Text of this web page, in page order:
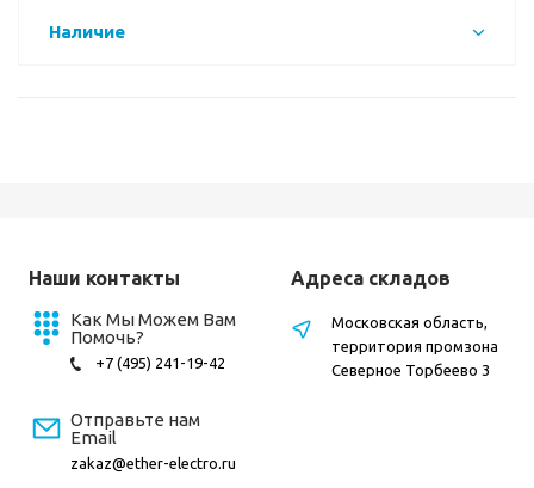
Наличие
Наши контакты
Как Мы Можем Вам
Помочь?
+7 (495) 241-19-42
Отправьте нам
Email
zakaz@ether-electro.ru
Адреса складов
Московская область,
территория промзона
Северное Торбеево 3